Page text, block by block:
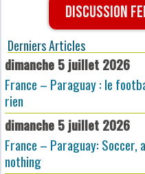
Discussion
Derniers Articles
dimanche 5 juillet 2026
France – Paraguay : le
rien
dimanche 5 juillet 2026
France – Paraguay:
nothing